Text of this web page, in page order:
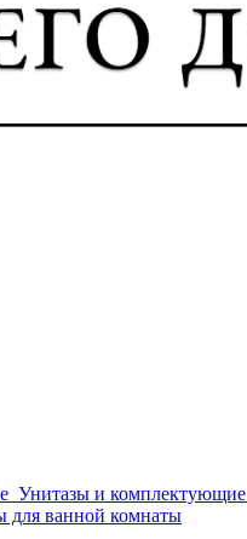
Унитазы и комплектующие
для ванной комнаты